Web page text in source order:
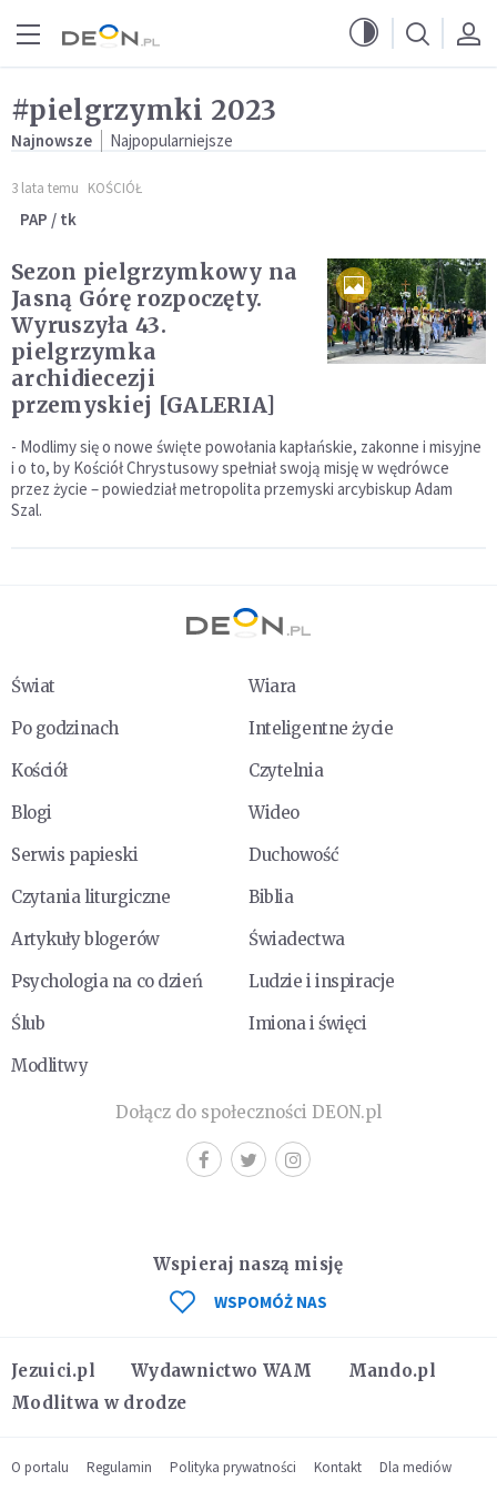
#pielgrzymki 2023
Najnowsze Najpopularniejsze
3 lata temu KOŚCIÓŁ
PAP / tk
Sezon pielgrzymkowy na
Jasną Górę rozpoczęty.
Wyruszyła 43.
pielgrzymka
archidiecezji
przemyskiej [GALERIA]
- Modlimy się o nowe święte powołania kapłańskie, zakonne i misyjne
i o to, by Kościół Chrystusowy spełniał swoją misję w wędrówce
przez życie – powiedział metropolita przemyski arcybiskup Adam
Szal.
Świat
Wiara
Po godzinach
Inteligentne życie
Kościół
Czytelnia
Blogi
Wideo
Serwis papieski
Duchowość
Czytania liturgiczne
Biblia
Artykuły blogerów
Świadectwa
Psychologia na co dzień
Ludzie i inspiracje
Ślub
Imiona i święci
Modlitwy
Dołącz do społeczności DEON.pl
Jezuici.pl Wydawnictwo WAM
Mando.pl
Modlitwa w drodze
Wspieraj naszą misję
WSPOMÓŻ NAS
O portalu Regulamin Polityka prywatności Kontakt
Dla mediów